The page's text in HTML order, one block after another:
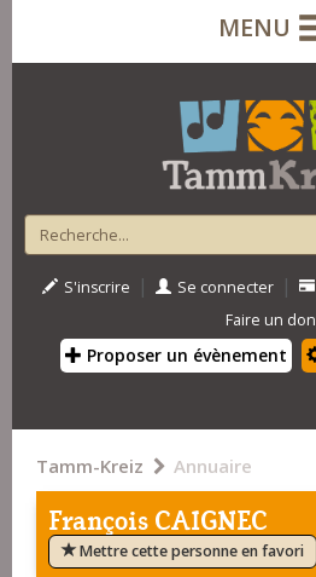
MENU
S'inscrire | Se connecter |
Faire un don
Proposer un évènement
Tamm-Kreiz Annuaire
François CAIGNEC
Mettre cette personne en favori